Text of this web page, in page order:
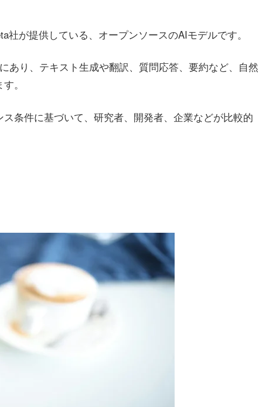
が提供している、オープンソースのAIモデルです。
あり、テキスト生成や翻訳、質問応答、要約など、自然
。
条件に基づいて、研究者、開発者、企業などが比較的